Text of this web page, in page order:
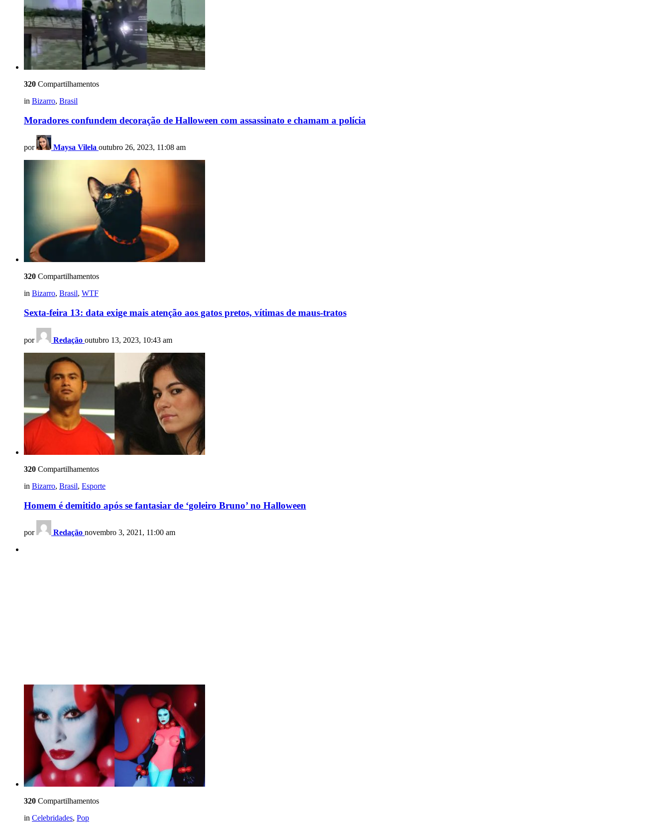
320 Compartilhamentos
in Bizarro, Brasil
Moradores confundem decoração de Halloween com assassinato e chamam a polícia
por Maysa Vilela outubro 26, 2023, 11:08 am
320 Compartilhamentos
in Bizarro, Brasil, WTF
Sexta-feira 13: data exige mais atenção aos gatos pretos, vítimas de maus-tratos
por Redação outubro 13, 2023, 10:43 am
320 Compartilhamentos
in Bizarro, Brasil, Esporte
Homem é demitido após se fantasiar de ‘goleiro Bruno’ no Halloween
por Redação novembro 3, 2021, 11:00 am
320 Compartilhamentos
in Celebridades, Pop